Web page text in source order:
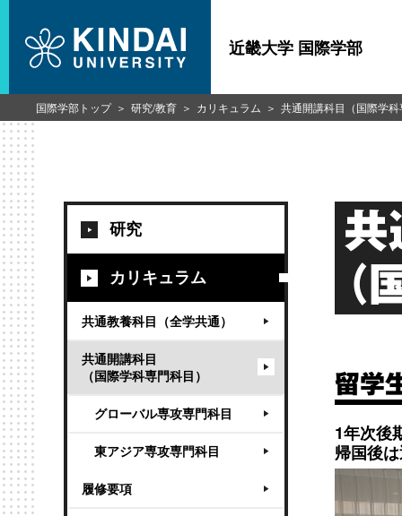
近畿大学 国際学部
研究
カリキュラム
共通教養科目（全学共通）
共通開講科目
（国際学科専門科目）
グローバル専攻専門科目
東アジア専攻専門科目
履修要項
共
留学
1年次後
帰国後
国際学部トップ 研究/教育 カリキュラム 共通開講科目（国際学